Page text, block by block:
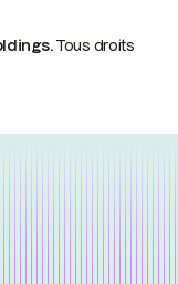
Tous droits